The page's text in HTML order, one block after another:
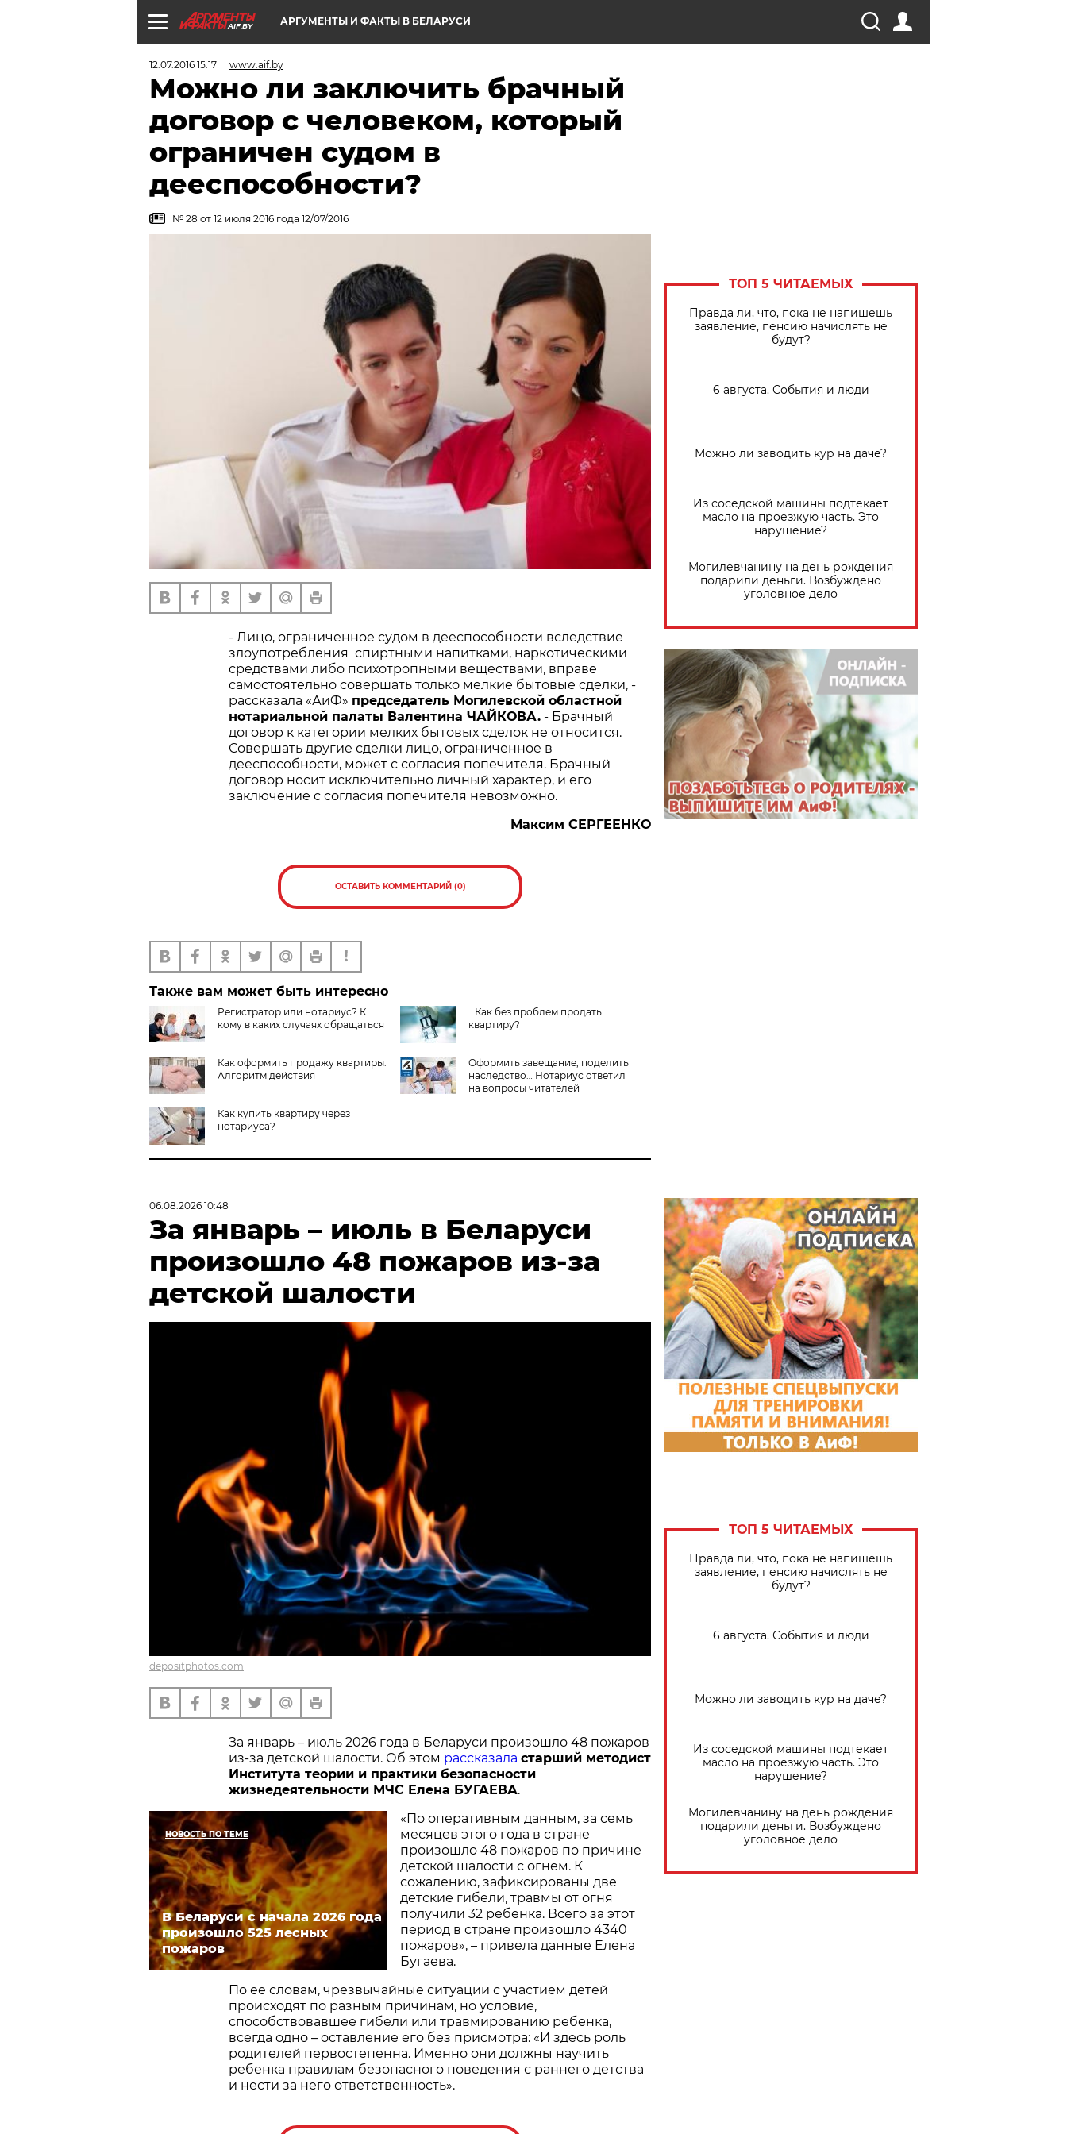
AIF.BY АРГУМЕНТЫ И ФАКТЫ В БЕЛАРУСИ
12.07.2016 15:17 www.aif.by
Можно ли заключить брачный
договор с человеком, который
ограничен судом в
дееспособности?
№ 28 от 12 июля 2016 года 12/07/2016
- Лицо, ограниченное судом в дееспособности вследствие
злоупотребления спиртными напитками, наркотическими
средствами либо психотропными веществами, вправе
самостоятельно совершать только мелкие бытовые сделки, -
рассказала «АиФ» председатель Могилевской областной
нотариальной палаты Валентина ЧАЙКОВА. - Брачный
договор к категории мелких бытовых сделок не относится.
Совершать другие сделки лицо, ограниченное в
дееспособности, может с согласия попечителя. Брачный
договор носит исключительно личный характер, и его
заключение с согласия попечителя невозможно.
Максим СЕРГЕЕНКО
ОСТАВИТЬ КОММЕНТАРИЙ (0)
Также вам может быть интересно
Регистратор или нотариус? К
кому в каких случаях обращаться
…Как без проблем продать
квартиру?
Как оформить продажу квартиры.
Алгоритм действия
Оформить завещание, поделить
наследство… Нотариус ответил
на вопросы читателей
Как купить квартиру через
нотариуса?
ТОП 5 ЧИТАЕМЫХ
Правда ли, что, пока не напишешь
заявление, пенсию начислять не
будут?
6 августа. События и люди
Можно ли заводить кур на даче?
Из соседской машины подтекает
масло на проезжую часть. Это
нарушение?
Могилевчанину на день рождения
подарили деньги. Возбуждено
уголовное дело
06.08.2026 10:48
За январь – июль в Беларуси
произошло 48 пожаров из-за
детской шалости
depositphotos.com
За январь – июль 2026 года в Беларуси произошло 48 пожаров
из-за детской шалости. Об этом рассказала старший методист
Института теории и практики безопасности
жизнедеятельности МЧС Елена БУГАЕВА.
НОВОСТЬ ПО ТЕМЕ
В Беларуси с начала 2026 года
произошло 525 лесных
пожаров
«По оперативным данным, за семь
месяцев этого года в стране
произошло 48 пожаров по причине
детской шалости с огнем. К
сожалению, зафиксированы две
детские гибели, травмы от огня
получили 32 ребенка. Всего за этот
период в стране произошло 4340
пожаров», – привела данные Елена
Бугаева.
По ее словам, чрезвычайные ситуации с участием детей
происходят по разным причинам, но условие,
способствовавшее гибели или травмированию ребенка,
всегда одно – оставление его без присмотра: «И здесь роль
родителей первостепенна. Именно они должны научить
ребенка правилам безопасного поведения с раннего детства
и нести за него ответственность».
ТОП 5 ЧИТАЕМЫХ
Правда ли, что, пока не напишешь
заявление, пенсию начислять не
будут?
6 августа. События и люди
Можно ли заводить кур на даче?
Из соседской машины подтекает
масло на проезжую часть. Это
нарушение?
Могилевчанину на день рождения
подарили деньги. Возбуждено
уголовное дело